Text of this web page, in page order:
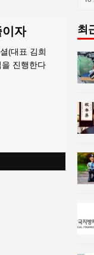
활정치 실현”
다”
길
제인가?
이자
(대표 김희
을 진행한다
최